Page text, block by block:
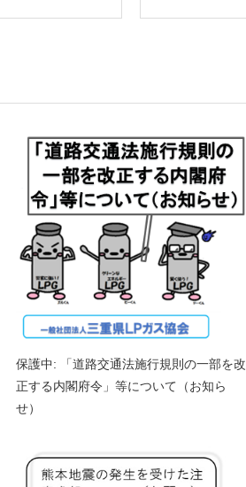
保護中: 「道路交通法施行規則の一部を改
正する内閣府令」等について（お知ら
せ）